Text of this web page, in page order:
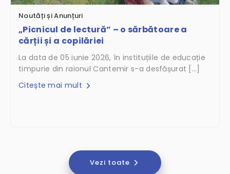
Noutăți și Anunțuri
„Picnicul de lectură” – o sărbătoare a
cărții și a copilăriei
La data de 05 iunie 2026, în instituțiile de educație
timpurie din raionul Cantemir s-a desfășurat […]
Citește mai mult
Vezi toate